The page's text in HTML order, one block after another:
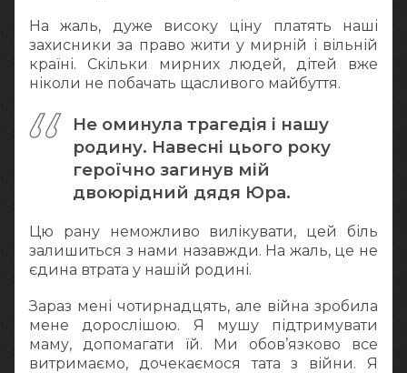
На жаль, дуже високу ціну платять наші
захисники за право жити у мирній і вільній
країні. Скільки мирних людей, дітей вже
ніколи не побачать щасливого майбуття.
Не оминула трагедія і нашу
родину. Навесні цього року
героїчно загинув мій
двоюрідний дядя Юра.
Цю рану неможливо вилікувати, цей біль
залишиться з нами назавжди. На жаль, це не
єдина втрата у нашій родині.
Зараз мені чотирнадцять, але війна зробила
мене дорослішою. Я мушу підтримувати
маму, допомагати їй. Ми обов’язково все
витримаємо, дочекаємося тата з війни. Я